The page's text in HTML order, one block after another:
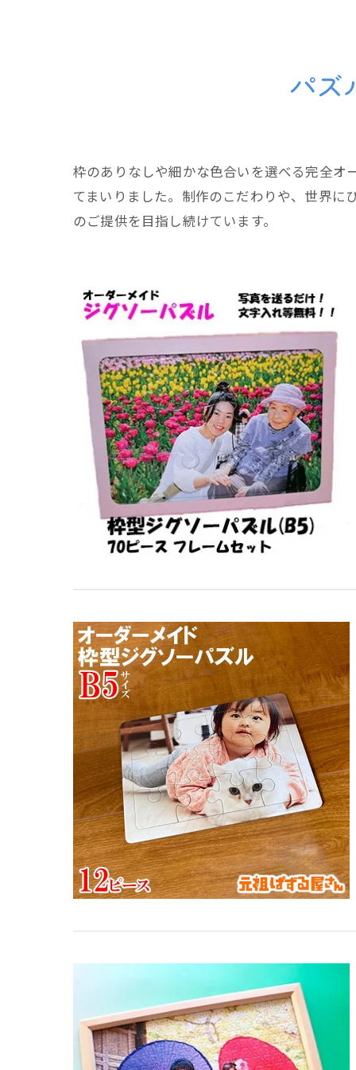
パズ
枠のありなしや細かな色合いを選べる完全オ
てまいりました。制作のこだわりや、世界
のご提供を目指し続けています。